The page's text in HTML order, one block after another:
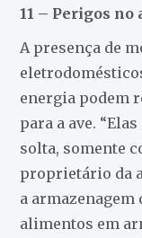
11 – Perigos no
A presença de
energia podem
para a ave.
solta, somente
proprietário da
a armazenagem
alimentos em